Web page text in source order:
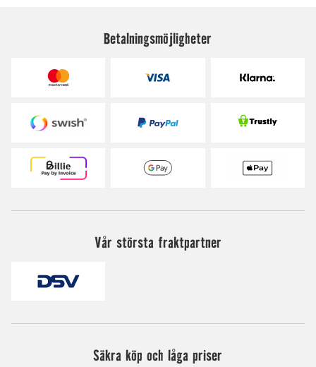
Betalningsmöjligheter
Vår största fraktpartner
Säkra köp och låga priser